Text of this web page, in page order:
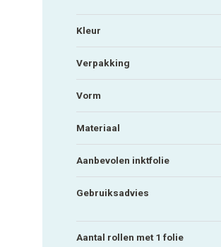
Kleur
Verpakking
Vorm
Materiaal
Aanbevolen inktfolie
Gebruiksadvies
Aantal rollen met 1 folie